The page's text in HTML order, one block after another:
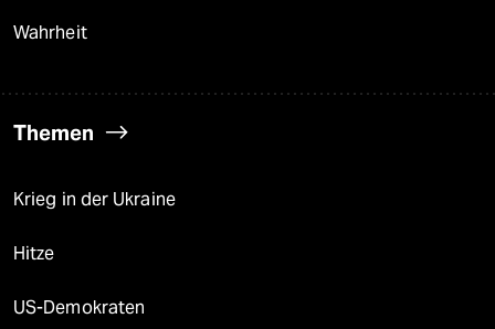
Wahrheit
Themen
Krieg in der Ukraine
Hitze
US-Demokraten